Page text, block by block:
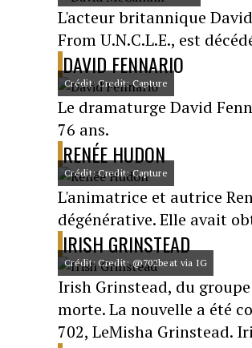
L'acteur britannique
From U.N.C.L.E., est
DAVID FENNARIO
Crédit: Credit: Capture
Le dramaturge David
76 ans.
RENÉE HUDON
Crédit: Credit: Capture
L'animatrice et autrice
dégénérative. Elle avait
IRISH GRINSTEAD
Crédit: Credit: @702beat via IG
Irish Grinstead, du
morte. La nouvelle a été
702, LeMisha Grinstead.